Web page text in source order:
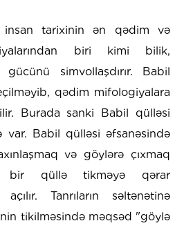
insan tarixinin ən qədim və
biri kimi bilik,
simvollaşdırır. Babil
qədim mifologiyalara
Burada sanki Babil qülləsi
var. Babil qülləsi əfsanəsində
və göylərə çıxmaq
bir qüllə tikməyə qərar
Tanrıların səltənətinə
tikilməsində məqsəd "göylə